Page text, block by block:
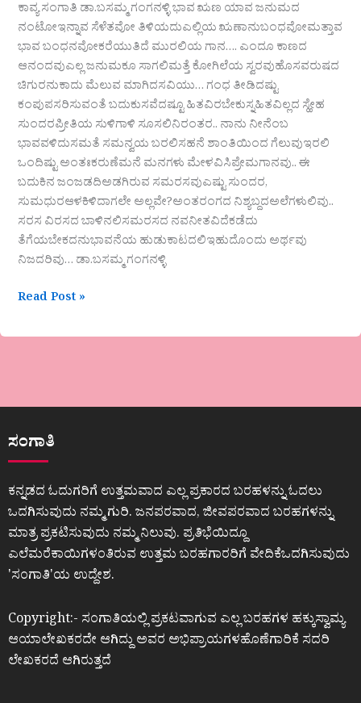
ಕಾವ್ಯ ಸಂಗಾತಿ ಡಾ.ಬಸಮ್ಮ ಗಂಗನಳ್ಳಿ ಭಾವ ಋಣ ಯಾವ ಜನುಮದ
ನಂಟೋಇನ್ನಾವ ಸೆಳೆತವೋ ತಿಳಿಯದುಎಲ್ಲಿಯ ಋಣಾನುಬಂಧವೋಮತ್ತಾವ
ಭಾವ ಬಂಧನವೋಕರೆಯುತಿದೆ ಮುರಲಿಯ ಗಾನ…. ಎಂದೂ ಕಾಣದ
ಆನಂದವುಎಲ್ಲ ಜನುಮಕೂ ಸಾಗಲಿಮತ್ತೆ ಕೋಗಿಲೆಯ ಸ್ವರವುಹೊಸವರುಷದ
ಚಿಗುರನುಕಾದು ಮೆಲುವ ಮಾಗಿದಸವಿಯು… ಗಂಧ ತೀಡಿದಷ್ಟು
ಕಂಪುಪಸರಿಸುವಂತೆ ಬದುಕುಸವೆದಷ್ಟೂ ಹಿತವಿರಬೇಕುಸ್ನಹಿತವಿಲ್ಲದ ಸ್ಹೇಹ
ಸುಂದರಪ್ರೀತಿಯ ಸುಳಿಗಾಳಿ ಸೂಸಲಿನಿರಂತರ.. ನಾನು ನೀನೆಂಬ
ಭಾವವಳಿದುಸಮತೆ ಸಮನ್ವಯ ಬರಲಿಸಹನೆ ಶಾಂತಿಯಿಂದ ಗೆಲುವುಇರಲಿ
ಒಂದಿಷ್ಟು ಅಂತಃಕರುಣೆಮನೆ ಮನಗಳು ಮೇಳವಿಸಿಪ್ರೇಮಗಾನವು.. ಈ
ಬದುಕಿನ ಜಂಜಡದಿಅಡಗಿರುವ ಸಮರಸವುಎಷ್ಟು ಸುಂದರ,
ಸುಮಧುರಆಳಕಿಳಿದಾಗಲೇ ಅಲ್ಲವೇ?ಅಂತರಂಗದ ನಿಶ್ಯಬ್ದದಅಲೆಗಳುಲಿವು..
ಸರಸ ವಿರಸದ ಬಾಳಿನಲಿಸಮರಸದ ನವನೀತವಿದೆಕಡೆದು
ತೆಗೆಯಬೇಕದನುಭಾವನೆಯ ಹುಡುಕಾಟದಲಿಇಹುದೊಂದು ಅರ್ಥವು
ನಿಜದರಿವು… ಡಾ.ಬಸಮ್ಮ ಗಂಗನಳ್ಳಿ
Read Post »
ಸಂಗಾತಿ
ಕನ್ನಡದ ಓದುಗರಿಗೆ ಉತ್ತಮವಾದ ಎಲ್ಲ ಪ್ರಕಾರದ ಬರಹಳನ್ನು ಓದಲು
ಒದಗಿಸುವುದು ನಮ್ಮ ಗುರಿ. ಜನಪರವಾದ, ಜೀವಪರವಾದ ಬರಹಗಳನ್ನು
ಮಾತ್ರ ಪ್ರಕಟಿಸುವುದು ನಮ್ಮ ನಿಲುವು. ಪ್ರತಿಭೆಯಿದ್ದೂ
ಎಲೆಮರೆಕಾಯಿಗಳಂತಿರುವ ಉತ್ತಮ ಬರಹಗಾರರಿಗೆ ವೇದಿಕೆಒದಗಿಸುವುದು
ʼಸಂಗಾತಿʼಯ ಉದ್ದೇಶ.
Copyright:- ಸಂಗಾತಿಯಲ್ಲಿ ಪ್ರಕಟವಾಗುವ ಎಲ್ಲ ಬರಹಗಳ ಹಕ್ಕುಸ್ವಾಮ್ಯ
ಆಯಾಲೇಖಕರದೇ ಆಗಿದ್ದು ಅವರ ಅಭಿಪ್ರಾಯಗಳಹೊಣೆಗಾರಿಕೆ ಸದರಿ
ಲೇಖಕರದೆ ಆಗಿರುತ್ತದೆ